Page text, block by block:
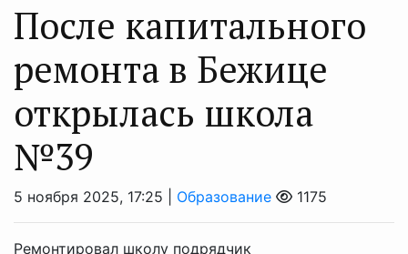
После капитального
ремонта в Бежице
открылась школа
№39
5 ноября 2025, 17:25 | Образование 1175
Ремонтировал школу подрядчик